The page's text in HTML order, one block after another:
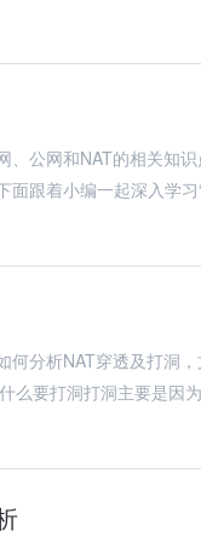
、公网和NAT的相关知
面跟着小编一起深入学
何分析NAT穿透及打洞
么要打洞打洞主要是因